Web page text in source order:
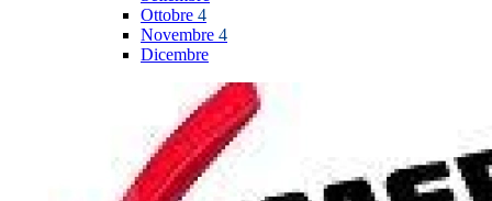
Ottobre 4
Novembre 4
Dicembre